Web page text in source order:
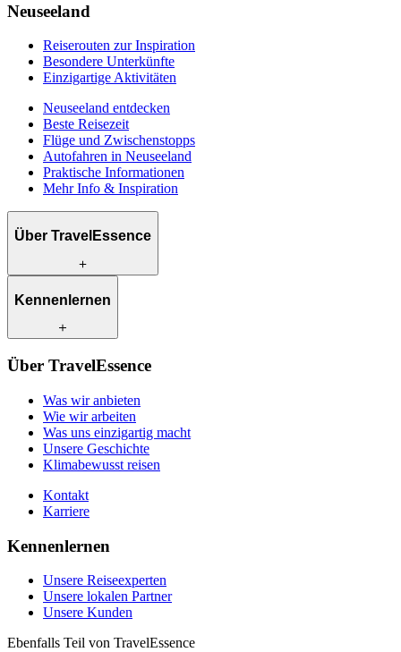
Neuseeland
Reiserouten zur Inspiration
Besondere Unterkünfte
Einzigartige Aktivitäten
Neuseeland entdecken
Beste Reisezeit
Flüge und Zwischenstopps
Autofahren in Neuseeland
Praktische Informationen
Mehr Info & Inspiration
Über TravelEssence
Was wir anbieten
Was uns einzigartig macht
Klimabewusst reisen
Kontakt
Karriere
Kennenlernen
Unsere Reiseexperten
Unsere Kunden
Über TravelEssence
Was wir anbieten
Wie wir arbeiten
Was uns einzigartig macht
Unsere Geschichte
Klimabewusst reisen
Kontakt
Karriere
Kennenlernen
Unsere Reiseexperten
Unsere lokalen Partner
Unsere Kunden
Ebenfalls Teil von TravelEssence